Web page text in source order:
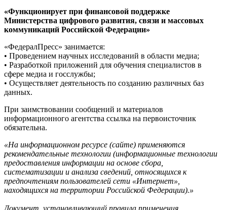
«Функционирует при финансовой поддержке
Министерства цифрового развития, связи и массовых
коммуникаций Российской Федерации»
«ФедералПресс» занимается:
• Проведением научных исследований в области медиа;
• Разработкой приложений для обучения специалистов в
сфере медиа и госслужбы;
• Осуществляет деятельность по созданию различных баз
данных.
При заимствовании сообщений и материалов
информационного агентства ссылка на первоисточник
обязательна.
«На информационном ресурсе (сайте) применяются
рекомендательные технологии (информационные технологии
предоставления информации на основе сбора,
систематизации и анализа сведений, относящихся к
предпочтениям пользователей сети «Интернет»,
находящихся на территории Российской Федерации).»
Документ, устанавливающий правила применения